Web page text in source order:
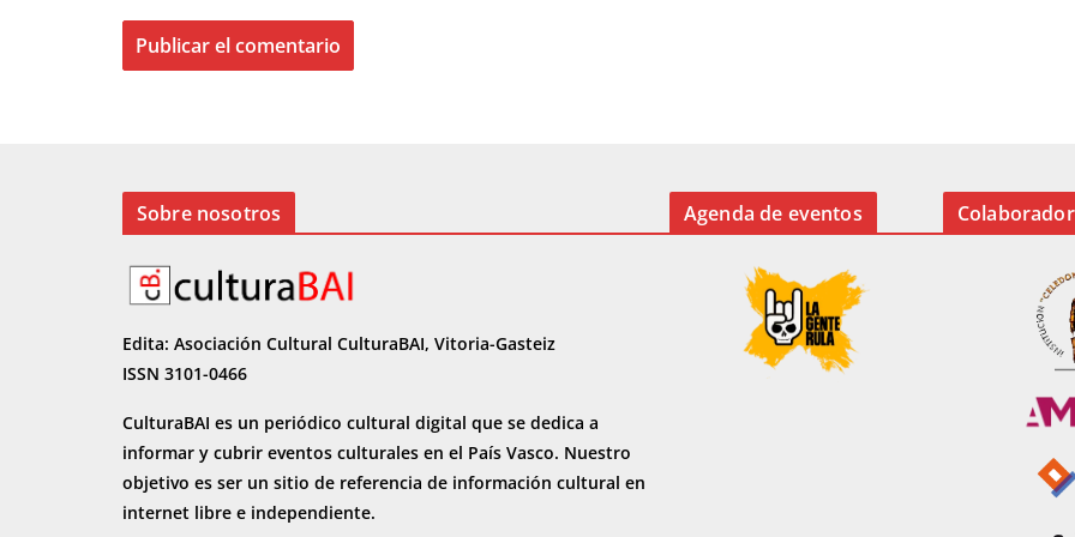
Sobre nosotros
Edita: Asociación Cultural CulturaBAI, Vitoria-Gasteiz
ISSN 3101-0466
CulturaBAI es un periódico cultural digital que se dedica a
informar y cubrir eventos culturales en el País Vasco. Nuestro
objetivo es ser un sitio de referencia de información cultural en
internet libre e independiente.
Agenda de eventos